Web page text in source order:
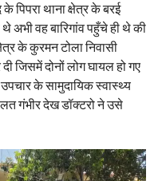
थाना क्षेत्र के बरई
थे अभी वह बारिगांव पहुँचे ही थे की
के कुरमन टोला निवासी
जिसमें दोनों लोग घायल हो गए
के सामुदायिक स्वास्थ्य
गंभीर देख डॉक्टरो ने उसे